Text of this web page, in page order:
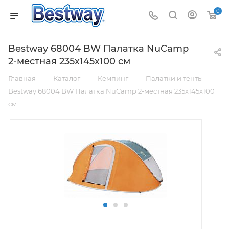
0
Bestway 68004 BW Палатка NuCamp
2-местная 235х145х100 см
Главная — Каталог — Кемпинг — Палатки и тенты —
Bestway 68004 BW Палатка NuCamp 2-местная 235х145х100
см